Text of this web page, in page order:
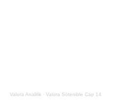
Valora Analitik · Valora Sotenible Cap 14